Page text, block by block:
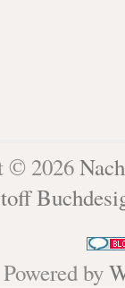
© 2026
Powered by